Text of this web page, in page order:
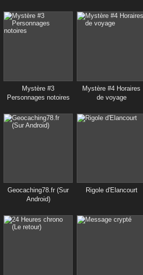
Mystère #3
Personnages notoires
Mystère #4 Horaires
de voyage
Geocaching78.fr (Sur
Android)
Rigole d'Elancourt